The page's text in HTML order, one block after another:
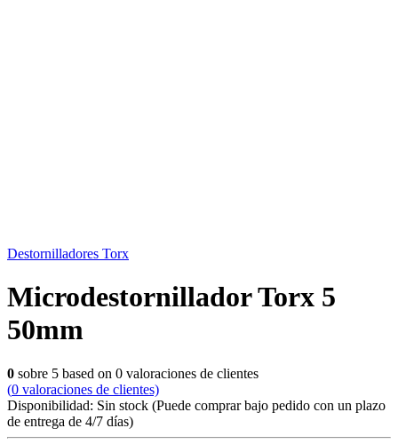
Destornilladores Torx
Microdestornillador Torx 5
50mm
0 sobre 5 based on 0 valoraciones de clientes
(0 valoraciones de clientes)
Disponibilidad: Sin stock (Puede comprar bajo pedido con un plazo
de entrega de 4/7 días)